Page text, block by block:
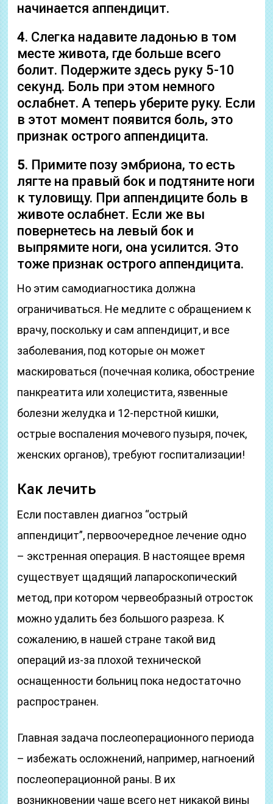
начинается аппендицит.
4. Слегка надавите ладонью в том
месте живота, где больше всего
болит. Подержите здесь руку 5-10
секунд. Боль при этом немного
ослабнет. А теперь уберите руку. Если
в этот момент появится боль, это
признак острого аппендицита.
5. Примите позу эмбриона, то есть
лягте на правый бок и подтяните ноги
к туловищу. При аппендиците боль в
животе ослабнет. Если же вы
повернетесь на левый бок и
выпрямите ноги, она усилится. Это
тоже признак острого аппендицита.
Но этим самодиагностика должна
ограничиваться. Не медлите с обращением к
врачу, поскольку и сам аппендицит, и все
заболевания, под которые он может
маскироваться (почечная колика, обострение
панкреатита или холецистита, язвенные
болезни желудка и 12-перстной кишки,
острые воспаления мочевого пузыря, почек,
женских органов), требуют госпитализации!
Как лечить
Если поставлен диагноз “острый
аппендицит”, первоочередное лечение одно
– экстренная операция. В настоящее время
существует щадящий лапароскопический
метод, при котором червеобразный отросток
можно удалить без большого разреза. К
сожалению, в нашей стране такой вид
операций из-за плохой технической
оснащенности больниц пока недостаточно
распространен.
Главная задача послеоперационного периода
– избежать осложнений, например, нагноений
послеоперационной раны. В их
возникновении чаще всего нет никакой вины